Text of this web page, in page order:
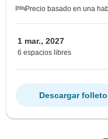
Precio basado en una
1 mar., 2027
6 espacios libres
Descargar folleto